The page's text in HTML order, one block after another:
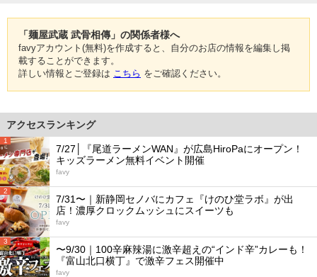
「麺屋武蔵 武骨相傳」の関係者様へ
favyアカウント(無料)を作成すると、自分のお店の情報を編集し掲
載することができます。
詳しい情報とご登録は こちら をご確認ください。
アクセスランキング
1
7/27│『尾道ラーメンWAN』が広島HiroPaにオープン！
キッズラーメン無料イベント開催
favy
2
7/31〜｜新静岡セノバにカフェ『けのひ堂ラボ』が出
店！濃厚クロックムッシュにスイーツも
favy
3
〜9/30｜100辛麻辣湯に激辛超えの“インド辛”カレーも！
『富山北口横丁』で激辛フェス開催中
favy